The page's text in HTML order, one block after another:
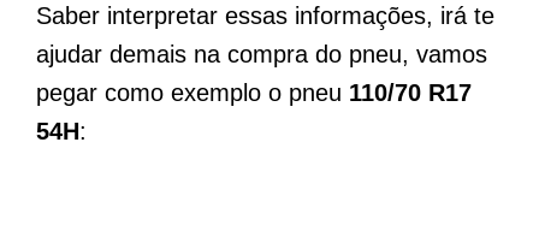
Saber interpretar essas informações, irá te
ajudar demais na compra do pneu, vamos
pegar como exemplo o pneu 110/70 R17
54H: